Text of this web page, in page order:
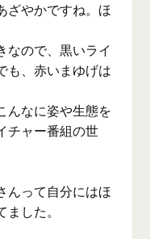
ざやかですね。ほ
なので、黒いライ
も、赤いまゆげは
んなに姿や生態を
チャー番組の世
んって自分にはほ
した。